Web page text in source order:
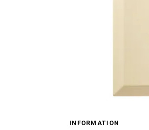
INFORMATION